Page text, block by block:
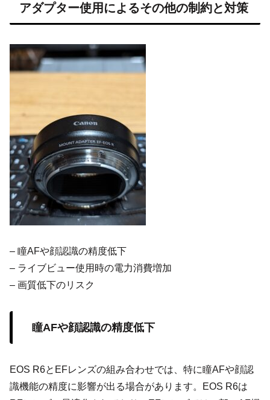
アダプター使用によるその他の制約と対策
– 瞳AFや顔認識の精度低下
– ライブビュー使用時の電力消費増加
– 画質低下のリスク
瞳AFや顔認識の精度低下
EOS R6とEFレンズの組み合わせでは、特に瞳AFや顔認
識機能の精度に影響が出る場合があります。EOS R6は